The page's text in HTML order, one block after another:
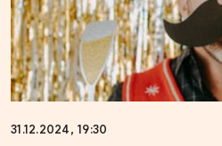
31.12.2024, 19:30